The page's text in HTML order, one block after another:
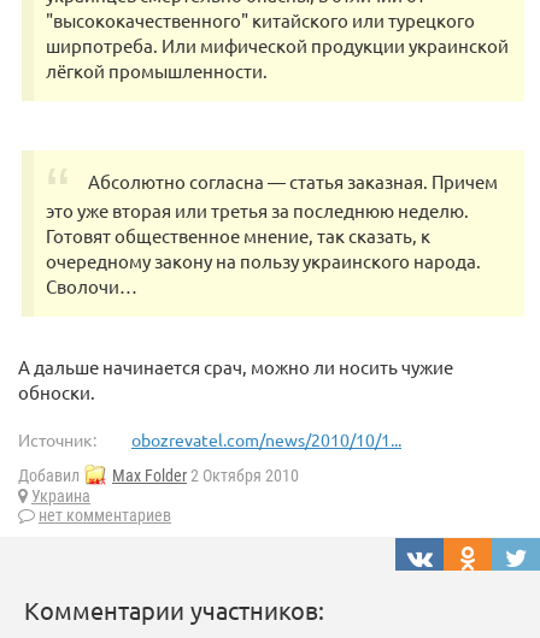
"высококачественного" китайского или турецкого
ширпотреба. Или мифической продукции украинской
лёгкой промышленности.
Абсолютно согласна — статья заказная. Причем
это уже вторая или третья за последнюю неделю.
Готовят общественное мнение, так сказать, к
очередному закону на пользу украинского народа.
Сволочи…
А дальше начинается срач, можно ли носить чужие
обноски.
Источник: obozrevatel.com/news/2010/10/1...
Добавил Max Folder2 Октября 2010
Украина
нет комментариев
Комментарии участников: